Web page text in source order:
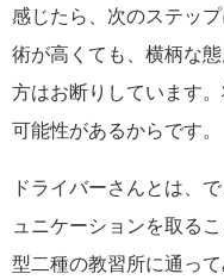
感じたら、次のステッ
術が高くても、横柄な
方はお断りしています
可能性があるからです。
ドライバーさんとは、
ュニケーションを取る
型二種の教習所に通っ